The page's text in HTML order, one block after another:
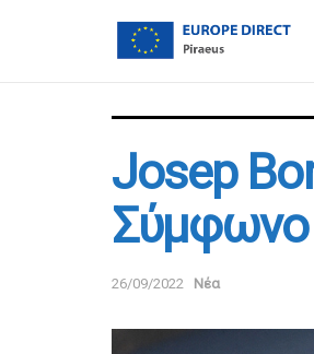
Josep
Σύμφωνο
26/09/2022 Νέα